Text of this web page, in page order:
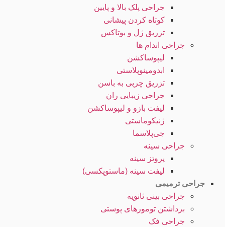
جراحی پلک بالا و پایین
کوتاه کردن پیشانی
تزریق ژل و بوتاکس
جراحی اندام ها
لیپوساکشن
ابدومینوپلاستی
تزریق چربی به باسن
جراحی زیبایی ران
لیفت بازو و لیپوساکشن
ژنیکوماستی
جی‌پلاسما
جراحی سینه
پروتز سینه
لیفت سینه (ماستوپکسی)
جراحی ترمیمی
جراحی بینی ثانویه
برداشتن تومورهای پوستی
جراحی فک